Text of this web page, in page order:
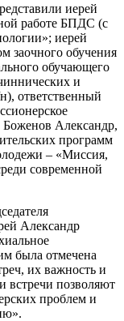
иерей
работе БПДС (с
иерей
заочного обучения
обучающего
и
ответственный
Боженов Александр,
программ
– «Миссия,
современной
Александр
была отмечена
их важность и
встречи позволяют
проблем и